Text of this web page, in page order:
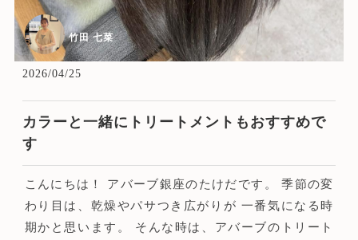
竹田 七菜
2026/04/25
カラーと一緒にトリートメントもおすすめで
す
こんにちは！ アバーブ銀座のたけだです。 季節の変
わり目は、乾燥やパサつき広がりが 一番気になる時
期かと思います。 そんな時は、アバーブのトリート